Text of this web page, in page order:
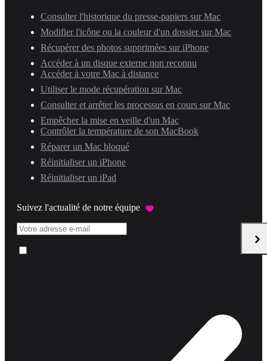
Consulter l'historique du presse-papiers sur Mac
Modifier l'icône ou la couleur d'un dossier sur Mac
Récupérer des photos supprimées sur iPhone
Accéder à un disque externe non reconnu
Accéder à votre Mac à distance
Utiliser le mode récupération sur Mac
Consulter et arrêter les processus en cours sur Mac
Empêcher la mise en veille d'un Mac
Contrôler la température de son MacBook
Réparer un Mac bloqué
Réinitialiser un iPhone
Réinitialiser un iPad
Suivez l'actualité de notre équipe